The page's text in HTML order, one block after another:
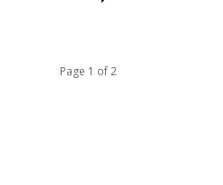
Page 1 of 2